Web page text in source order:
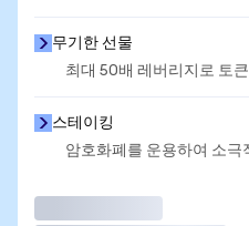
무기한 선물
최대 50배 레버리지로 토
스테이킹
암호화폐를 운용하여 소극